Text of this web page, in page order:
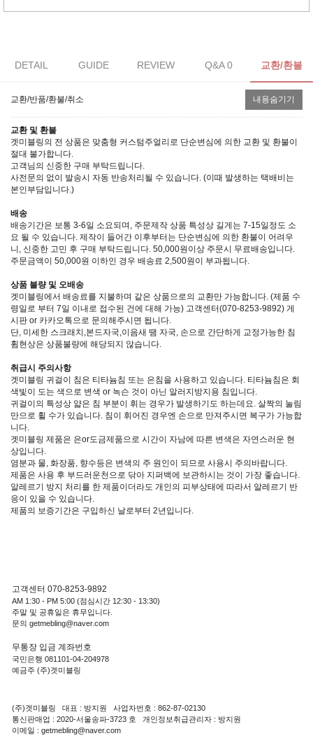
DETAIL GUIDE REVIEW Q&A 0 교환/환불
교환/반품/환불/취소 내용숨기기
교환 및 환불
겟미블링의 전 상품은 맞춤형 커스텀주얼리로 단순변심에 의한 교환 및 환불이
절대 불가합니다.
고객님의 신중한 구매 부탁드립니다.
사전문의 없이 발송시 자동 반송처리될 수 있습니다. (이때 발생하는 택배비는
본인부담입니다.)
배송
배송기간은 보통 3-6일 소요되며, 주문제작 상품 특성상 길게는 7-15일정도 소
요 될 수 있습니다. 제작이 들어간 이후부터는 단순변심에 의한 환불이 어려우
니, 신중한 고민 후 구매 부탁드립니다. 50,000원이상 주문시 무료배송입니다.
주문금액이 50,000원 이하인 경우 배송료 2,500원이 부과됩니다.
상품 불량 및 오배송
겟미블링에서 배송료를 지불하며 같은 상품으로의 교환만 가능합니다. (제품 수
령일로 부터 7일 이내로 접수된 건에 대해 가능) 고객센터(070-8253-9892) 게
시판 or 카카오톡으로 문의해주시면 됩니다.
단, 미세한 스크래치,본드자국,이음새 땜 자국, 손으로 간단하게 교정가능한 침
휨현상은 상품불량에 해당되지 않습니다.
취급시 주의사항
겟미블링 귀걸이 침은 티타늄침 또는 은침을 사용하고 있습니다. 티타늄침은 회
색빛이 도는 색으로 변색 or 녹슨 것이 아닌 알러지방지용 침입니다.
귀걸이의 특성상 얇은 침 부분이 휘는 경우가 발생하기도 하는데요. 살짝의 눌림
만으로 휠 수가 있습니다. 침이 휘어진 경우엔 손으로 만져주시면 복구가 가능합
니다.
겟미블링 제품은 은or도금제품으로 시간이 자남에 따른 변색은 자연스러운 현
상입니다.
염분과 물, 화장품, 향수등은 변색의 주 원인이 되므로 사용시 주의바랍니다.
제품은 사용 후 부드러운천으로 닦아 지퍼백에 보관하시는 것이 가장 좋습니다.
알레르기 방지 처리를 한 제품이더라도 개인의 피부상태에 따라서 알레르기 반
응이 있을 수 있습니다.
제품의 보증기간은 구입하신 날로부터 2년입니다.
고객센터 070-8253-9892
AM 1:30 - PM 5:00 (점심시간 12:30 - 13:30)
주말 및 공휴일은 휴무입니다.
문의 getmebling@naver.com
무통장 입금 계좌번호
국민은행 081101-04-204978
예금주 (주)겟미블링
(주)겟미블링 대표 : 방지원 사업자번호 : 862-87-02130
통신판매업 : 2020-서울송파-3723 호 개인정보취급관리자 : 방지원
이메일 : getmebling@naver.com